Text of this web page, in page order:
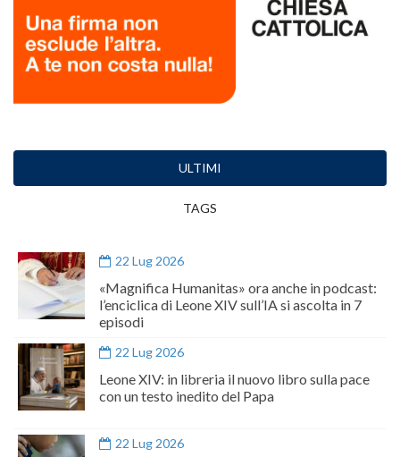
ULTIMI
TAGS
22 Lug 2026
«Magnifica Humanitas» ora anche in podcast:
l’enciclica di Leone XIV sull’IA si ascolta in 7
episodi
22 Lug 2026
Leone XIV: in libreria il nuovo libro sulla pace
con un testo inedito del Papa
22 Lug 2026